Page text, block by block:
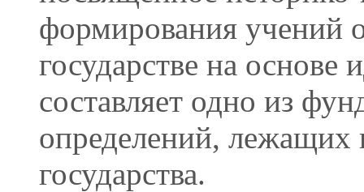
формирования учений
государстве на
составляет одно из
определений, лежащих
государства.